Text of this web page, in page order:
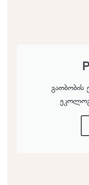
გათბობის